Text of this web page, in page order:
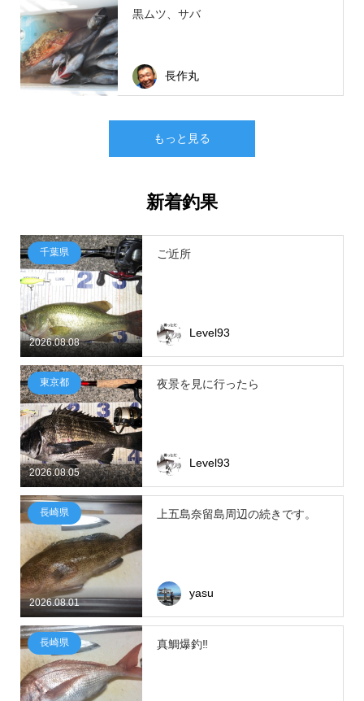
黒ムツ、サバ
長作丸
もっと見る
新着釣果
2026.08.08
千葉県 ご近所
Level93
2026.08.05
東京都 夜景を見に行ったら
Level93
2026.08.01
長崎県 上五島奈留島周辺の続きです。
yasu
長崎県 真鯛爆釣‼